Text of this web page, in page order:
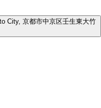
City, 京都市中京区壬生東大竹